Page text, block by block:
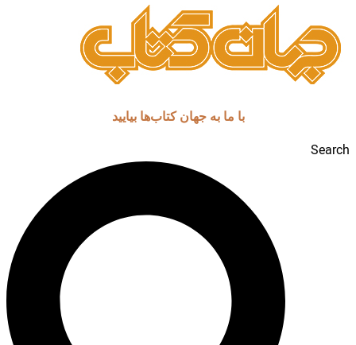
با ما به جهان کتاب‌ها بیایید
Search